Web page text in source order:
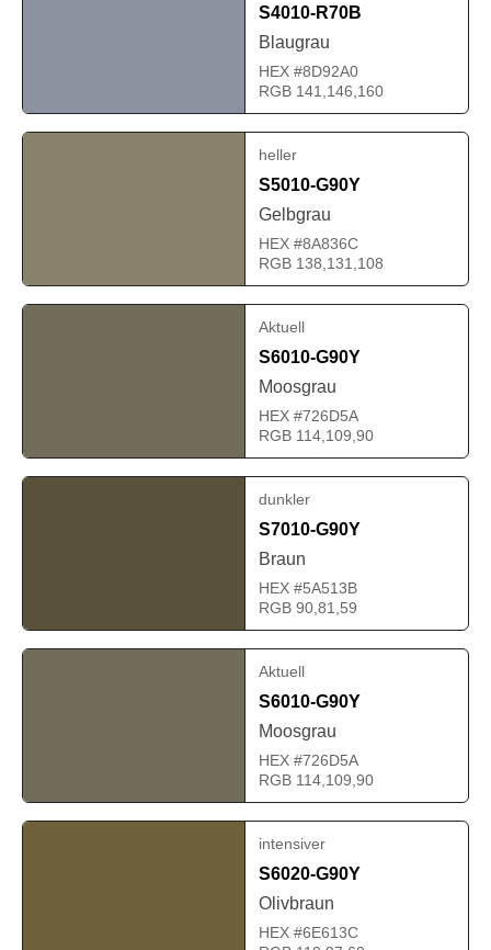
S4010-R70B
Blaugrau
HEX #8D92A0
RGB 141,146,160
heller
S5010-G90Y
Gelbgrau
HEX #8A836C
RGB 138,131,108
Aktuell
S6010-G90Y
Moosgrau
HEX #726D5A
RGB 114,109,90
dunkler
S7010-G90Y
Braun
HEX #5A513B
RGB 90,81,59
Aktuell
S6010-G90Y
Moosgrau
HEX #726D5A
RGB 114,109,90
intensiver
S6020-G90Y
Olivbraun
HEX #6E613C